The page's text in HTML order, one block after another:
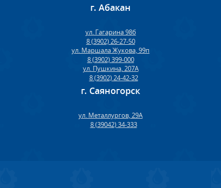
г. Абакан
ул. Гагарина 98б
8 (3902) 26-27-50
ул. Маршала Жукова, 99п
8 (3902) 399-000
ул. Пушкина, 207А
8 (3902) 24-42-32
г. Саяногорск
ул. Металлургов, 29А
8 (39042) 34-333